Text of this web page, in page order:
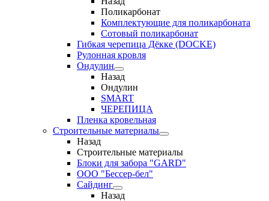
Поликарбонат
Комплектующие для поликарбоната
Сотовый поликарбонат
Гибкая черепица Дёкке (DOCKE)
Рулонная кровля
Ондулин
Назад
Ондулин
SMART
ЧЕРЕПИЦА
Пленка кровельная
Строительные материалы
Назад
Строительные материалы
Блоки для забора "GARD"
ООО "Бессер-бел"
Сайдинг
Назад